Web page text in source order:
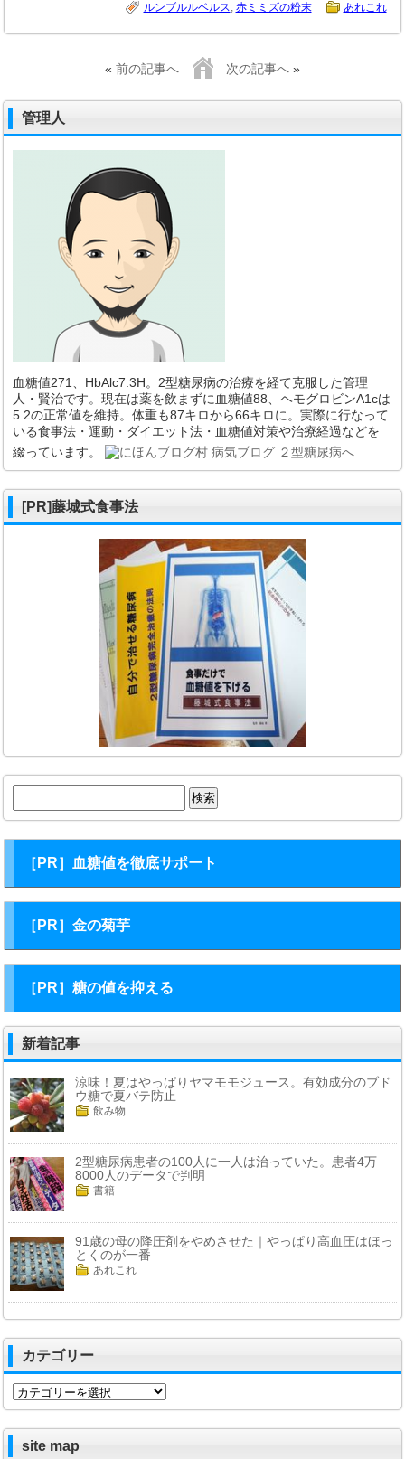
ルンブルルベルス, 赤ミミズの粉末 あれこれ
« 前の記事へ 次の記事へ »
管理人
血糖値271、HbAlc7.3H。2型糖尿病の治療を経て克服した管理
人・賢治です。現在は薬を飲まずに血糖値88、ヘモグロビンA1cは
5.2の正常値を維持。体重も87キロから66キロに。実際に行なって
いる食事法・運動・ダイエット法・血糖値対策や治療経過などを
綴っています。
[PR]藤城式食事法
索:
［PR］血糖値を徹底サポート
［PR］金の菊芋
［PR］糖の値を抑える
新着記事
涼味！夏はやっぱりヤマモモジュース。有効成分のブド
ウ糖で夏バテ防止
飲み物
2型糖尿病患者の100人に一人は治っていた。患者4万
8000人のデータで判明
書籍
91歳の母の降圧剤をやめさせた｜やっぱり高血圧はほっ
とくのが一番
あれこれ
カテゴリー
カ
テ
リ
ー
site map